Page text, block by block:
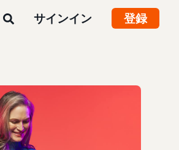
サインイン 登録